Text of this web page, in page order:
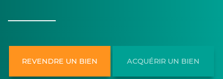
REVENDRE UN BIEN ACQUÉRIR UN BIEN